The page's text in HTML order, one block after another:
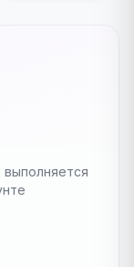
выполняется